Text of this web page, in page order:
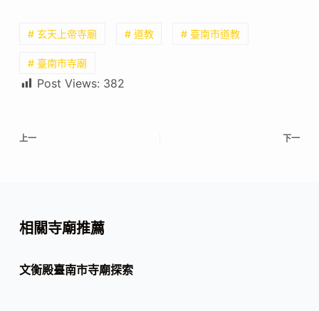
# 玄天上帝寺廟 # 道教 # 臺南市道教
# 臺南市寺廟
Post Views: 382
上一 下一
相關寺廟推薦
文衡殿臺南市寺廟探索